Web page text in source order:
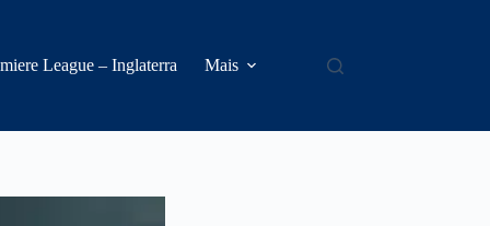
League – Inglaterra Mais